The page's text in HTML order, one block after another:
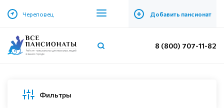
Череповец + Добавить пансионат
8 (800) 707-11-82
Фильтры